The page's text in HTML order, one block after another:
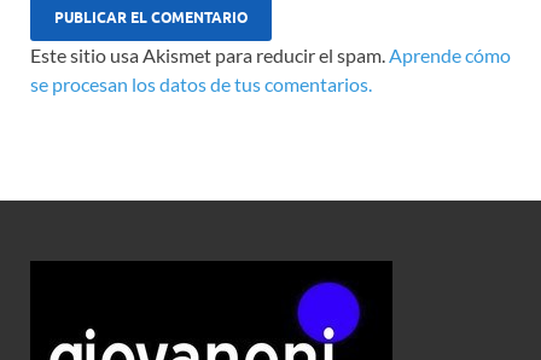
Este sitio usa Akismet para reducir el spam.Aprende cómo
se procesan los datos de tus comentarios.